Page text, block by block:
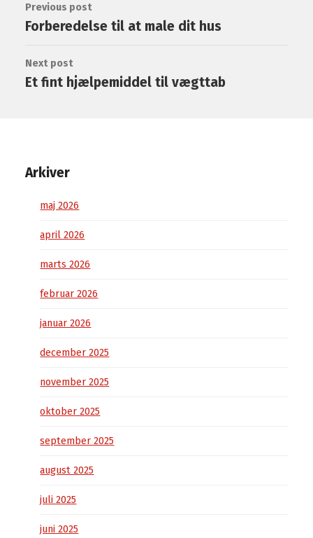
Previous post
Forberedelse til at male dit hus
Next post
Et fint hjælpemiddel til vægttab
Arkiver
maj 2026
april 2026
marts 2026
februar 2026
januar 2026
december 2025
november 2025
oktober 2025
september 2025
august 2025
juli 2025
juni 2025